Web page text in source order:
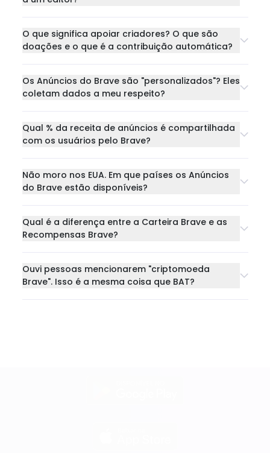
O que significa apoiar criadores? O que são
doações e o que é a contribuição automática?
Os Anúncios do Brave são "personalizados"? Eles
coletam dados a meu respeito?
Qual % da receita de anúncios é compartilhada
com os usuários pelo Brave?
Não moro nos EUA. Em que países os Anúncios
do Brave estão disponíveis?
Qual é a diferença entre a Carteira Brave e as
Recompensas Brave?
Ouvi pessoas mencionarem "criptomoeda
Brave". Isso é a mesma coisa que BAT?